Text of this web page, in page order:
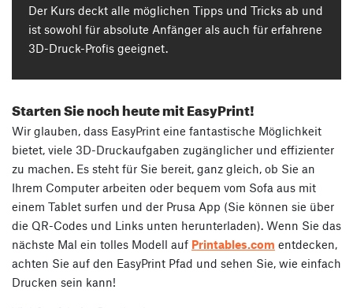
Der Kurs deckt alle möglichen Tipps und Tricks ab und
ist sowohl für absolute Anfänger als auch für erfahrene
3D-Druck-Profis geeignet.
Starten Sie noch heute mit EasyPrint!
Wir glauben, dass EasyPrint eine fantastische Möglichkeit
bietet, viele 3D-Druckaufgaben zugänglicher und effizienter
zu machen. Es steht für Sie bereit, ganz gleich, ob Sie an
Ihrem Computer arbeiten oder bequem vom Sofa aus mit
einem Tablet surfen und der Prusa App (Sie können sie über
die QR-Codes und Links unten herunterladen). Wenn Sie das
nächste Mal ein tolles Modell auf Printables.com entdecken,
achten Sie auf den EasyPrint Pfad und sehen Sie, wie einfach
Drucken sein kann!